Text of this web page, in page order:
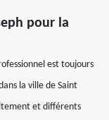
pour la
est toujours
la ville de Saint
et différents